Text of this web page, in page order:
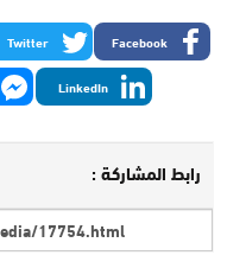
Facebook
Twitter
LinkedIn
رابط المشاركة :